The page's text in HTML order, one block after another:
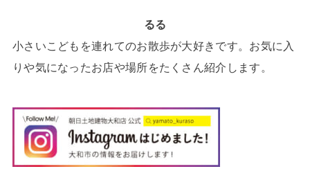
るる
小さいこどもを連れてのお散歩が大好きです。お気に入
りや気になったお店や場所をたくさん紹介します。